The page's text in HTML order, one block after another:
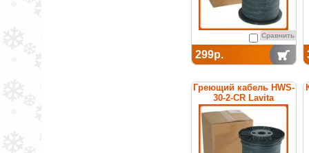
Сравнить
299р.
Греющий кабель HWS-
30-2-CR Lavita